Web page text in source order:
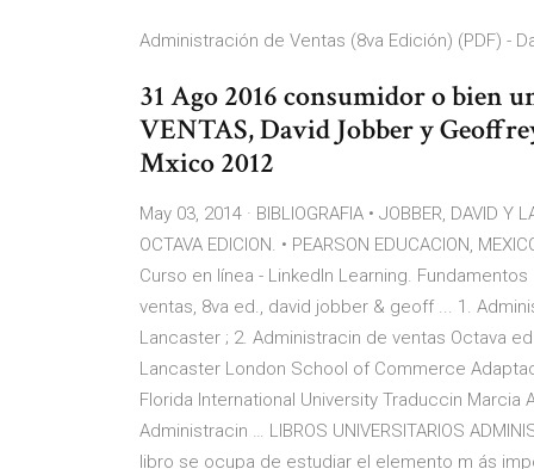
Administración de Ventas (8va Edición) (PDF) -
31 Ago 2016 consumidor o bien
VENTAS, David Jobber y
Mxico 2012
May 03, 2014 · BIBLIOGRAFIA • JOBBER, DAVID Y
OCTAVA EDICION. • PEARSON EDUCACION,
Curso en línea - LinkedIn Learning.
ventas, 8va ed., david jobber & geoff ... 1.
Lancaster ; 2. Administracin de ventas Octava
Lancaster London School of Commerce
Florida International University Traduccin
Administracin … LIBROS UNIVERSITARIOS
libro se ocupa de estudiar el elemento m ás